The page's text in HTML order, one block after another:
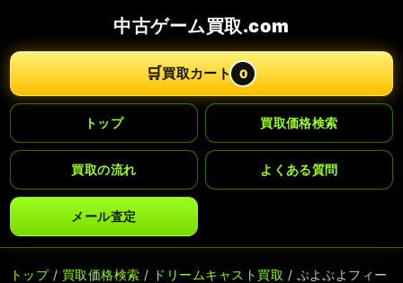
中古ゲーム買取.com
🛒買取カート 0
トップ 買取価格検索
買取の流れ よくある質問
メール査定
トップ/ 買取価格検索 / ドリームキャスト買取 / ぷよぷよフィー